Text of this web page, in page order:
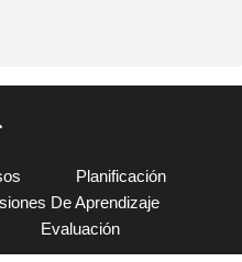
Planificación
De Aprendizaje
Evaluación